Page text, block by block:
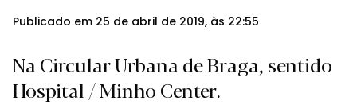
Publicado em 25 de abril de 2019, às 22:55
Na Circular Urbana de Braga, sentido
Hospital / Minho Center.